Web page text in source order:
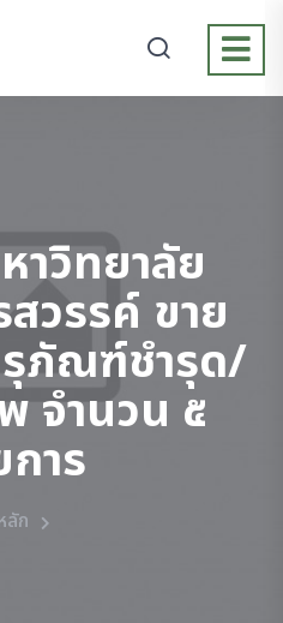
าวิทยาลัย
วรรค์ ขาย
ภัณฑ์ชำรุด/
จำนวน ๕
การ
ลัก